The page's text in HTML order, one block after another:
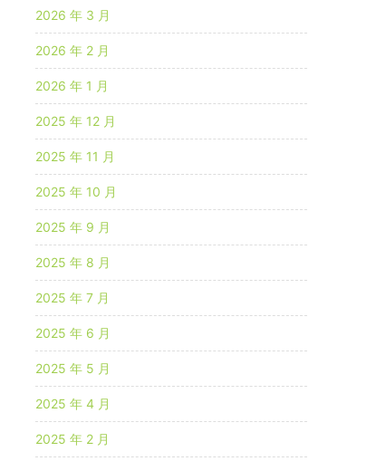
2026 年 3 月
2026 年 2 月
2026 年 1 月
2025 年 12 月
2025 年 11 月
2025 年 10 月
2025 年 9 月
2025 年 8 月
2025 年 7 月
2025 年 6 月
2025 年 5 月
2025 年 4 月
2025 年 2 月